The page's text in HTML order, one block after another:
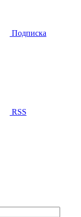
Подписка
RSS